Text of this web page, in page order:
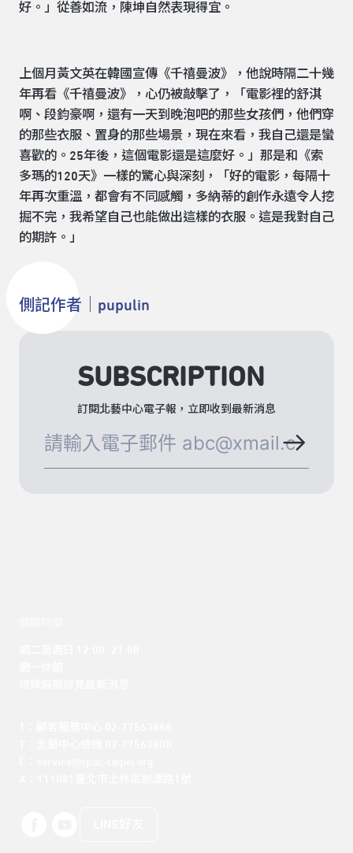
好。」從善如流，陳坤自然表現得宜。
上個月黃文英在韓國宣傳《千禧曼波》，他說時隔二十幾
年再看《千禧曼波》，心仍被敲擊了，「電影裡的舒淇
啊、段鈞豪啊，還有一天到晚泡吧的那些女孩們，他們穿
的那些衣服、置身的那些場景，現在來看，我自己還是蠻
喜歡的。25年後，這個電影還是這麼好。」那是和《索
多瑪的120天》一樣的驚心與深刻，「好的電影，每隔十
年再次重溫，都會有不同感觸，多納蒂的創作永遠令人挖
掘不完，我希望自己也能做出這樣的衣服。這是我對自己
的期許。」
側記作者｜pupulin
SUBSCRIPTION
訂閱北藝中心電子報，立即收到最新消息